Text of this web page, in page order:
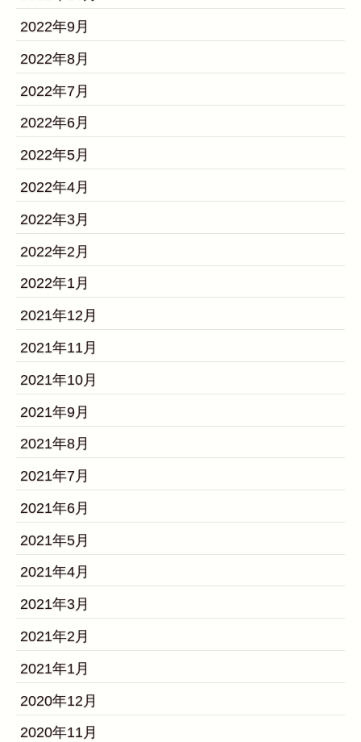
2022年9月
2022年8月
2022年7月
2022年6月
2022年5月
2022年4月
2022年3月
2022年2月
2022年1月
2021年12月
2021年11月
2021年10月
2021年9月
2021年8月
2021年7月
2021年6月
2021年5月
2021年4月
2021年3月
2021年2月
2021年1月
2020年12月
2020年11月